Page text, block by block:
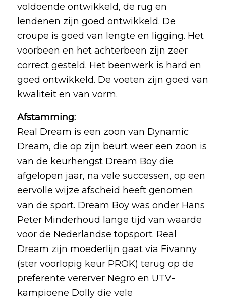
voldoende ontwikkeld, de rug en
lendenen zijn goed ontwikkeld. De
croupe is goed van lengte en ligging. Het
voorbeen en het achterbeen zijn zeer
correct gesteld. Het beenwerk is hard en
goed ontwikkeld. De voeten zijn goed van
kwaliteit en van vorm.
Afstamming:
Real Dream is een zoon van Dynamic
Dream, die op zijn beurt weer een zoon is
van de keurhengst Dream Boy die
afgelopen jaar, na vele successen, op een
eervolle wijze afscheid heeft genomen
van de sport. Dream Boy was onder Hans
Peter Minderhoud lange tijd van waarde
voor de Nederlandse topsport. Real
Dream zijn moederlijn gaat via Fivanny
(ster voorlopig keur PROK) terug op de
preferente vererver Negro en UTV-
kampioene Dolly die vele